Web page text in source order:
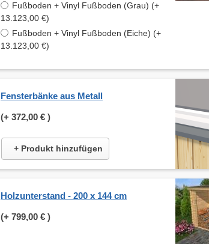
Fußboden + Vinyl Fußboden (Grau) (+
13.123,00 €)
Fußboden + Vinyl Fußboden (Eiche) (+
13.123,00 €)
Fensterbänke aus Metall
(+ 372,00 € )
+ Produkt hinzufügen
Holzunterstand - 200 x 144 cm
(+ 799,00 € )